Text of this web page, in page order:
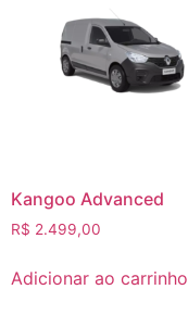
Kangoo Advanced
R$ 2.499,00
Adicionar ao carrinho